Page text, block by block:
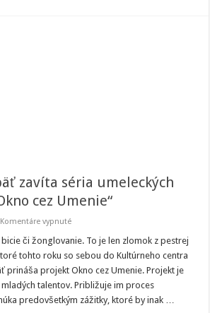
zavíta séria umeleckých
cez Umenie“
Komentáre vypnuténa
Martina
zavíta
séria
umeleckých
workshopov
„Okno
cez
či žonglovanie. To je len zlomok z pestrej
tohto roku so sebou do Kultúrneho centra
prináša projekt Okno cez Umenie. Projekt je
talentov. Približuje im proces
predovšetkým zážitky, ktoré by inak …